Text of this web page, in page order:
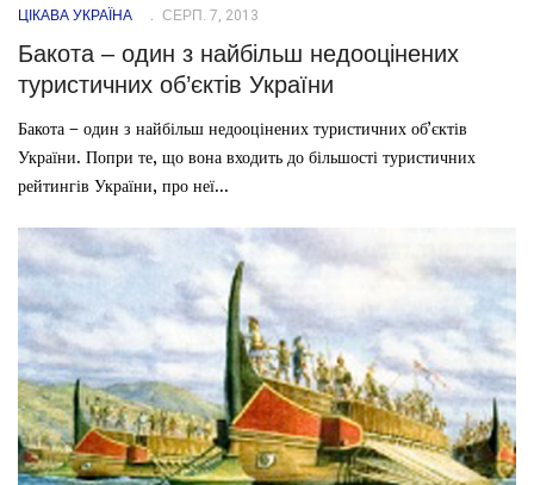
ЦІКАВА УКРАЇНА СЕРП. 7, 2013
Бакота – один з найбільш недооцінених
туристичних об’єктів України
Бакота – один з найбільш недооцінених туристичних об’єктів
України. Попри те, що вона входить до більшості туристичних
рейтингів України, про неї...